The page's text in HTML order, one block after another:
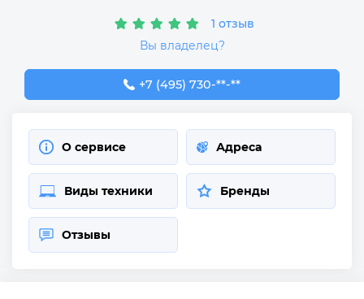
1 отзыв
Вы владелец?
+7 (495) 730-91-69
+7 (495) 730-**-**
О сервисе Адреса
Виды техники Бренды
Отзывы